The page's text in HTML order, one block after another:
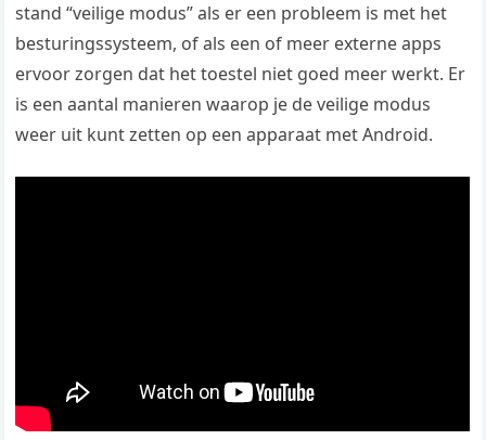
stand “veilige modus” als er een probleem is met het
besturingssysteem, of als een of meer externe apps
ervoor zorgen dat het toestel niet goed meer werkt. Er
is een aantal manieren waarop je de veilige modus
weer uit kunt zetten op een apparaat met Android.